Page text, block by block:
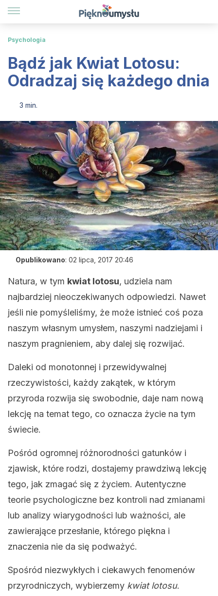
Psychologia
Bądź jak Kwiat Lotosu:
Odradzaj się każdego dnia
3 min.
Opublikowano: 02 lipca, 2017 20:46
Natura, w tym kwiat lotosu, udziela nam
najbardziej nieoczekiwanych odpowiedzi. Nawet
jeśli nie pomyśleliśmy, że może istnieć coś poza
naszym własnym umysłem, naszymi nadziejami i
naszym pragnieniem, aby dalej się rozwijać.
Daleki od monotonnej i przewidywalnej
rzeczywistości, każdy zakątek, w którym
przyroda rozwija się swobodnie, daje nam nową
lekcję na temat tego, co oznacza życie na tym
świecie.
Pośród ogromnej różnorodności gatunków i
zjawisk, które rodzi, dostajemy prawdziwą lekcję
tego, jak zmagać się z życiem. Autentyczne
teorie psychologiczne bez kontroli nad zmianami
lub analizy wiarygodności lub ważności, ale
zawierające przesłanie, którego piękna i
znaczenia nie da się podważyć.
Spośród niezwykłych i ciekawych fenomenów
przyrodniczych, wybierzemy kwiat lotosu.